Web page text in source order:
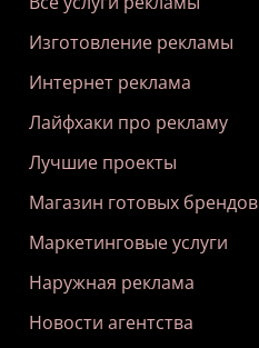
Изготовление рекламы
Интернет реклама
Лайфхаки про рекламу
Лучшие проекты
Магазин готовых брендов
Маркетинговые услуги
Наружная реклама
Новости агентства